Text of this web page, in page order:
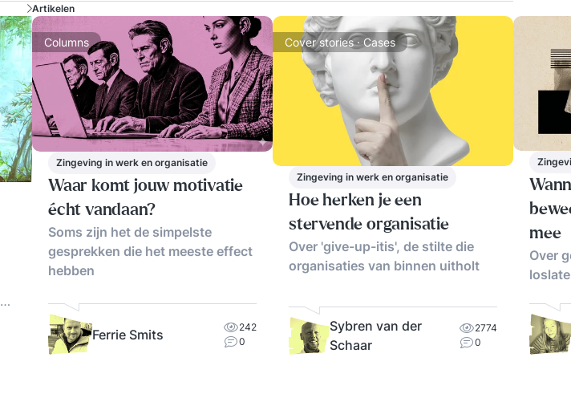
Artikelen
Columns
Zingeving in werk en organisatie
Waar komt jouw motivatie
écht vandaan?
Soms zijn het de simpelste
gesprekken die het meeste effect
hebben
Ferrie Smits
242
0
Cover stories · Cases
Zingeving in werk en organisatie
Hoe herken je een
stervende organisatie
Over 'give-up-itis', de stilte die
organisaties van binnen uitholt
Sybren van der
Schaar
2774
0
mee
Over